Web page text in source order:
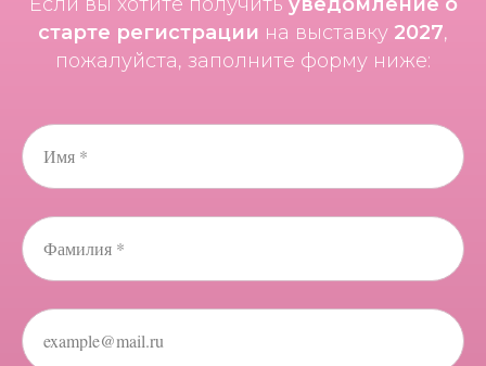
старте регистрации на выставку 2027,
пожалуйста, заполните форму ниже:
Имя *
Фамилия *
example@mail.ru
94,5%
Говорят о необходимости ежегодно
Что о нас говорят